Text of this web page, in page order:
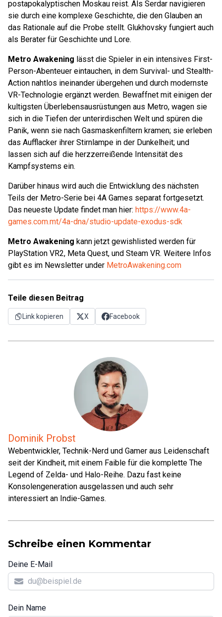
postapokalyptischen Moskau reist. Als Serdar navigieren
sie durch eine komplexe Geschichte, die den Glauben an
das Rationale auf die Probe stellt. Glukhovsky fungiert auch
als Berater für Geschichte und Lore.
Metro Awakening lässt die Spieler in ein intensives First-
Person-Abenteuer eintauchen, in dem Survival- und Stealth-
Action nahtlos ineinander übergehen und durch modernste
VR-Technologie ergänzt werden. Bewaffnet mit einigen der
kultigsten Überlebensausrüstungen aus Metro, wagen sie
sich in die Tiefen der unterirdischen Welt und spüren die
Panik, wenn sie nach Gasmaskenfiltern kramen; sie erleben
das Aufflacker ihrer Stirnlampe in der Dunkelheit; und
lassen sich auf die herzzerreißende Intensität des
Kampfsystems ein.
Darüber hinaus wird auch die Entwicklung des nächsten
Teils der Metro-Serie bei 4A Games separat fortgesetzt.
Das neueste Update findet man hier: https://www.4a-
games.com.mt/4a-dna/studio-update-exodus-sdk
Metro Awakening kann jetzt gewishlisted werden für
PlayStation VR2, Meta Quest, und Steam VR. Weitere Infos
gibt es im Newsletter under MetroAwakening.com
Teile diesen Beitrag
Link kopieren X Facebook
Dominik Probst
Webentwickler, Technik-Nerd und Gamer aus Leidenschaft
seit der Kindheit, mit einem Faible für die komplette The
Legend of Zelda- und Halo-Reihe. Dazu fast keine
Konsolengeneration ausgelassen und auch sehr
interessiert an Indie-Games.
Schreibe einen Kommentar
Deine E-Mail
Dein Name